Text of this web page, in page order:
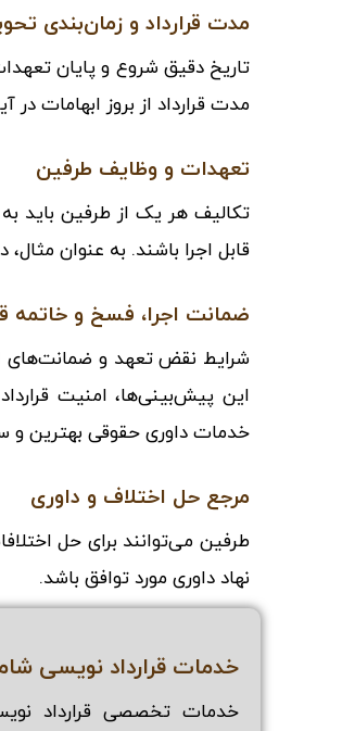
مدت قرارداد و زمان‌بندی
تاریخ دقیق شروع و پایان
مدت قرارداد از بروز ابهامات
تعهدات و وظایف طرفین
تکالیف هر یک از طرفین باید
قابل اجرا باشند. به عنوان
ضمانت اجرا، فسخ و خاتمه
شرایط نقض تعهد و ضمانت‌های
این پیش‌بینی‌ها، امنیت
خدمات داوری حقوقی بهترین و
مرجع حل اختلاف و داوری
طرفین می‌توانند برای حل
نهاد داوری مورد توافق باشد.
خدمات قرارداد نویسی
خدمات تخصصی قرارداد